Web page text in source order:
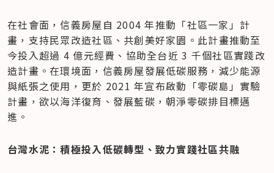
在社會面，信義房屋自 2004 年推動「社區一家」計
畫，支持民眾改造社區、共創美好家園。此計畫推動至
今投入超過 4 億元經費、協助全台近 3 千個社區實踐改
造計畫。在環境面，信義房屋發展低碳服務，減少能源
與紙張之使用，更於 2021 年宣布啟動「零碳島」實驗
計畫，欲以海洋復育、發展藍碳，朝淨零碳排目標邁
進。
台灣水泥：積極投入低碳轉型、致力實踐社區共融